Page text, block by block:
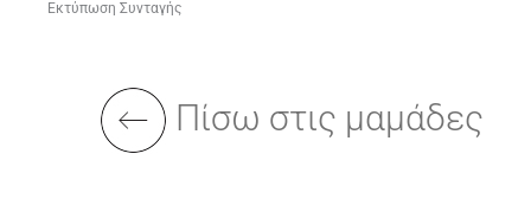
Εκτύπωση Συνταγής
Πίσω στις μαμάδες